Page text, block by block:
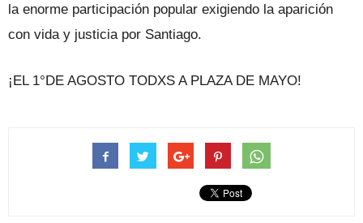
la enorme participación popular exigiendo la aparición
con vida y justicia por Santiago.
¡EL 1°DE AGOSTO TODXS A PLAZA DE MAYO!